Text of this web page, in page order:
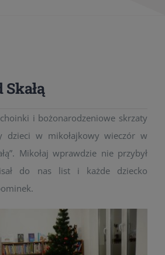
i bożonarodzeniowe skrzaty
dzieci w mikołajkowy wieczór w
Mikołaj wprawdzie nie przybył
do nas list i każde dziecko